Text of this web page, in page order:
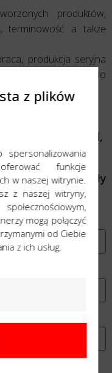
produktów,
terminowość a także
produkcja seryjna
zapraszamy do
adres e-mail,
omówić szczegóły
z plików
spersonalizowania
funkcje
w naszej witrynie.
z naszej witryny,
mogą połączyć
od Ciebie
z ich usług.